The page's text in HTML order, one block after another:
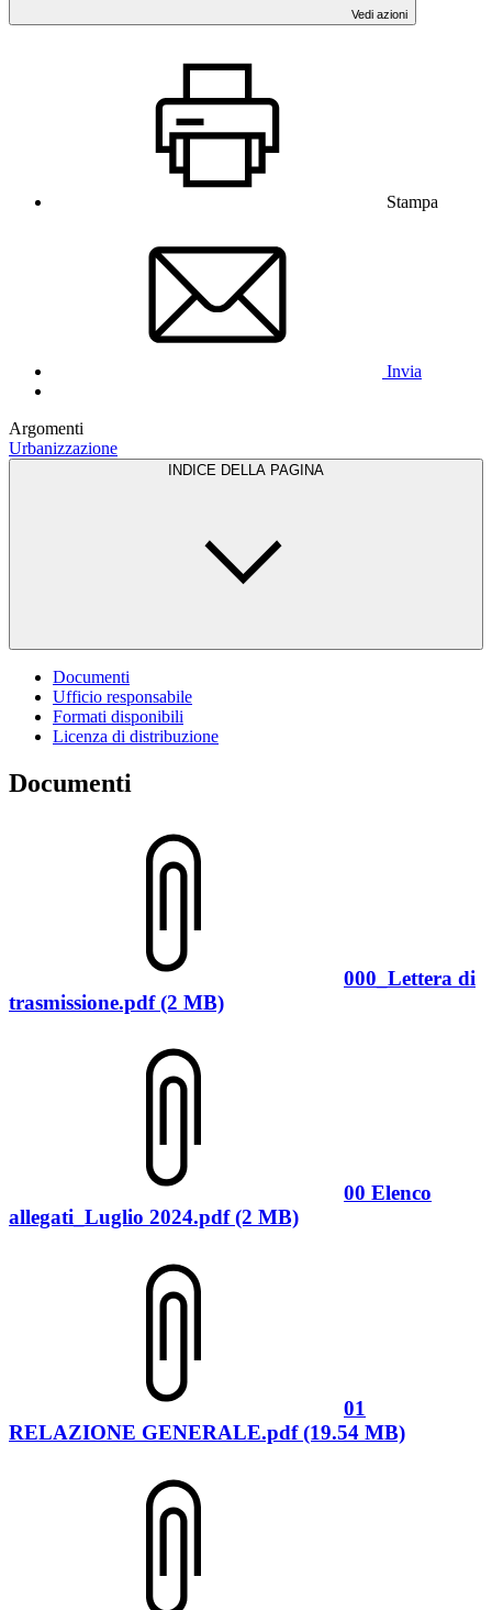
Vedi azioni
Stampa
Invia
Argomenti
Urbanizzazione
INDICE DELLA PAGINA
Documenti
Ufficio responsabile
Formati disponibili
Licenza di distribuzione
Documenti
000_Lettera di
trasmissione.pdf (2 MB)
00 Elenco
allegati_Luglio 2024.pdf (2 MB)
01
RELAZIONE GENERALE.pdf (19.54 MB)